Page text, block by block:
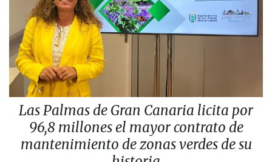
Las Palmas de Gran Canaria licita por
96,8 millones el mayor contrato de
mantenimiento de zonas verdes de su